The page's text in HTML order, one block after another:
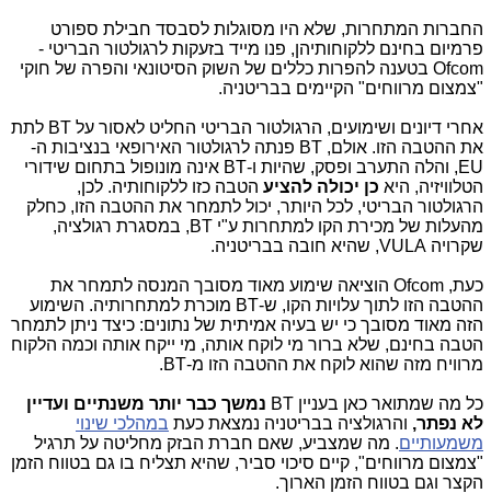
החברות המתחרות, שלא היו מסוגלות לסבסד חבילת ספורט
פרמיום בחינם ללקוחותיהן, פנו מייד בזעקות לרגולטור הבריטי -
Ofcom בטענה להפרות כללים של השוק הסיטונאי והפרה של חוקי
"צמצום מרווחים" הקיימים בבריטניה.
אחרי דיונים ושימועים, הרגולטור הבריטי החליט לאסור על BT לתת
את ההטבה הזו. אולם, BT פנתה לרגולטור האירופאי בנציבות ה-
EU, והלה התערב ופסק, שהיות ו-BT אינה מונופול בתחום שידורי
הטלוויזיה, היא כן יכולה להציע הטבה כזו ללקוחותיה. לכן,
הרגולטור הבריטי, לכל היותר, יכול לתמחר את ההטבה הזו, כחלק
מהעלות של מכירת הקו למתחרות ע"י BT, במסגרת רגולציה,
שקרויה VULA, שהיא חובה בבריטניה.
כעת, Ofcom הוציאה שימוע מאוד מסובך המנסה לתמחר את
ההטבה הזו לתוך עלויות הקו, ש-BT מוכרת למתחרותיה. השימוע
הזה מאוד מסובך כי יש בעיה אמיתית של נתונים: כיצד ניתן לתמחר
הטבה בחינם, שלא ברור מי לוקח אותה, מי ייקח אותה וכמה הלקוח
מרוויח מזה שהוא לוקח את ההטבה הזו מ-BT.
כל מה שמתואר כאן בעניין BT
נמשך כבר יותר משנתיים ועדיין
לא נפתר, והרגולציה בבריטניה נמצאת כעת במהלכי שינוי
משמעותיים. מה שמצביע, שאם חברת הבזק מחליטה על תרגיל
"צמצום מרווחים", קיים סיכוי סביר, שהיא תצליח בו גם בטווח הזמן
הקצר וגם בטווח הזמן הארוך.